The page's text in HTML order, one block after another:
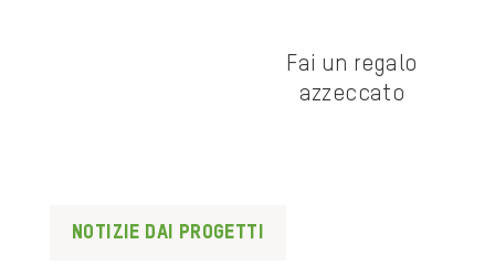
Fai un regalo
azzeccato
Notizie dai progetti